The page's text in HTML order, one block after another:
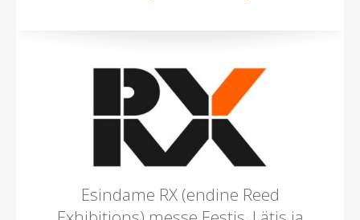
Esindame RX (endine Reed